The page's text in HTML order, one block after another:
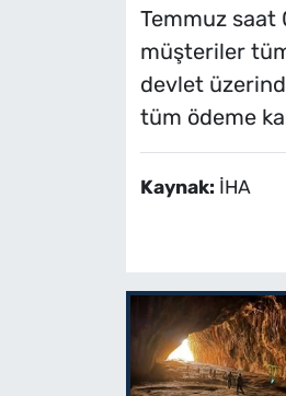
Temmuz
müşteriler
devlet
tüm ödeme
Kaynak: İHA